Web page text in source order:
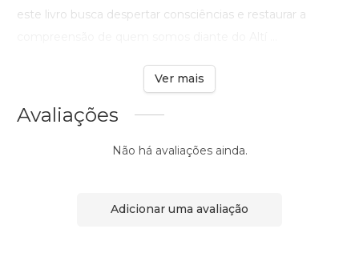
este livro busca despertar consciências e restaurar a
Ver mais
Avaliações
Não há avaliações ainda.
Adicionar uma avaliação